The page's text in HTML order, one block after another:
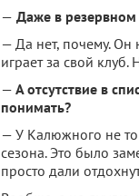
— Даже в резервном
— Да нет, почему. Он
играет за свой клуб.
— А отсутствие в
понимать?
— У Калюжного не то
сезона. Это было
просто дали